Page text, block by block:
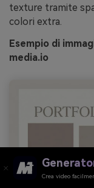
texture tramite
colori extra.
Esempio di
media.io
Crea video